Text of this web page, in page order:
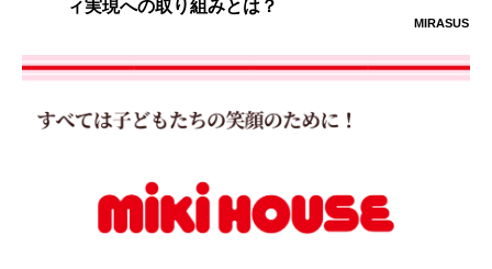
ィ実現への取り組みとは？
MIRASUS